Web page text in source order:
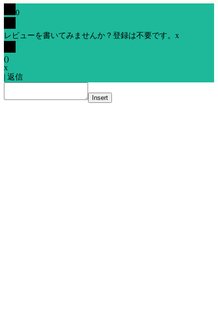
0
レビューを書いてみませんか？登録は不要です。 x
()
x
| 返信
Insert